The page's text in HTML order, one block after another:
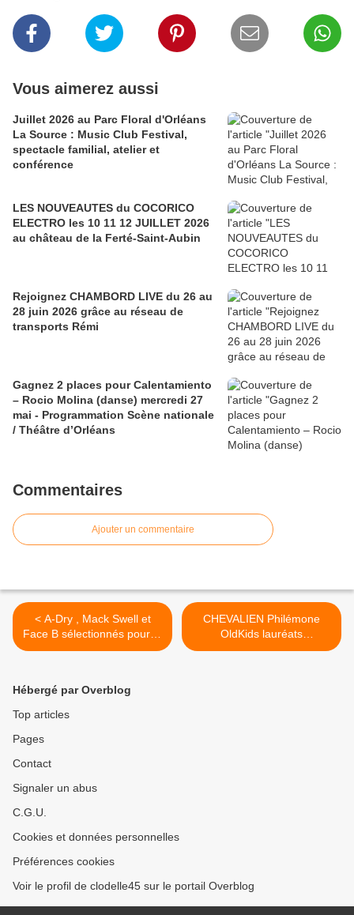
Vous aimerez aussi
Juillet 2026 au Parc Floral d'Orléans
La Source : Music Club Festival,
spectacle familial, atelier et
conférence
LES NOUVEAUTES du COCORICO
ELECTRO les 10 11 12 JUILLET 2026
au château de la Ferté-Saint-Aubin
Rejoignez CHAMBORD LIVE du 26 au
28 juin 2026 grâce au réseau de
transports Rémi
Gagnez 2 places pour Calentamiento
– Rocio Molina (danse) mercredi 27
mai - Programmation Scène nationale
/ Théâtre d’Orléans
Commentaires
Ajouter un commentaire
< A-Dry , Mack Swell​ et
Face B sélectionnés pour la
finale d' ORLEANS DJ
CHEVALIEN Philémone
OldKids lauréats
Propul'Son... >
Hébergé par Overblog
Top articles
Pages
Contact
Signaler un abus
C.G.U.
Cookies et données personnelles
Préférences cookies
Voir le profil de clodelle45 sur le portail Overblog